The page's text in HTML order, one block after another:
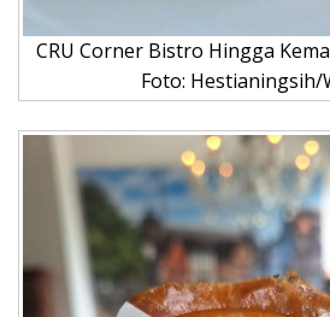
CRU Corner Bistro Hingga
Foto: Hestianingsih/